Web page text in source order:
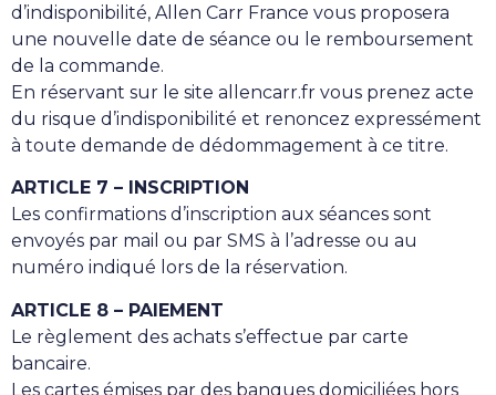
d’indisponibilité, Allen Carr France vous proposera
une nouvelle date de séance ou le remboursement
de la commande.
En réservant sur le site allencarr.fr vous prenez acte
du risque d’indisponibilité et renoncez expressément
à toute demande de dédommagement à ce titre.
ARTICLE 7 – INSCRIPTION
Les confirmations d’inscription aux séances sont
envoyés par mail ou par SMS à l’adresse ou au
numéro indiqué lors de la réservation.
ARTICLE 8 – PAIEMENT
Le règlement des achats s’effectue par carte
bancaire.
Les cartes émises par des banques domiciliées hors